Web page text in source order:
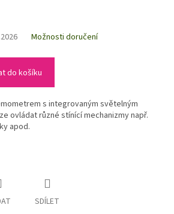
Možnosti doručení
do košíku
s integrovaným světelným
ovládat různé stínící mechanizmy např.
apod.
SDÍLET